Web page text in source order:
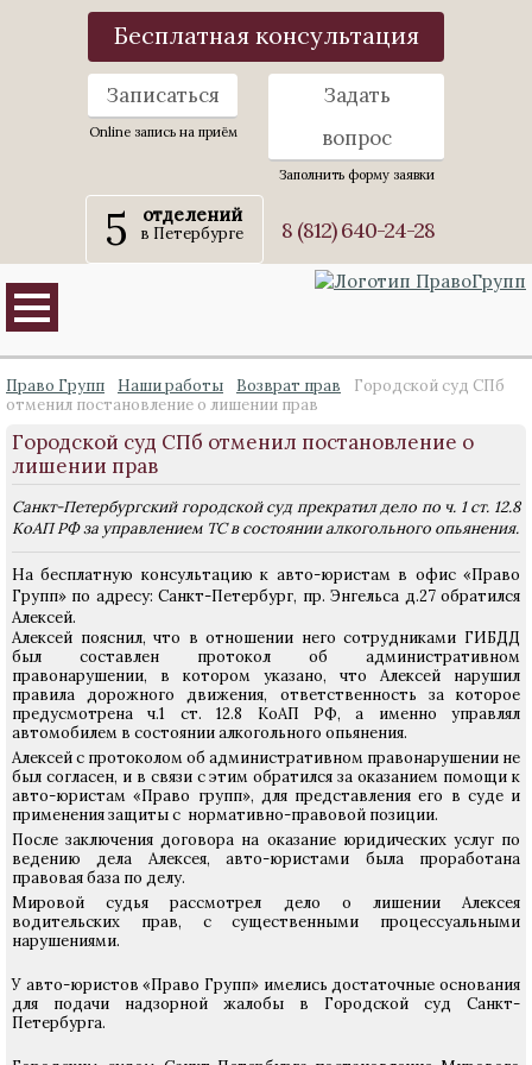
Бесплатная консультация
Записаться
Online запись на приём
Задать
вопрос
Заполнить форму заявки
5 отделений
в Петербурге 8 (812) 640-24-28
Право Групп Наши работы Возврат прав
Городской суд СПб
отменил постановление о лишении прав
Городской суд СПб отменил постановление о
лишении прав
Санкт-Петербургский городской суд прекратил дело по ч. 1 ст. 12.8
КоАП РФ за управлением ТС в состоянии алкогольного опьянения.
На бесплатную консультацию к авто-юристам в офис «Право
Групп» по адресу: Санкт-Петербург, пр. Энгельса д.27 обратился
Алексей.
Алексей пояснил, что в отношении него сотрудниками ГИБДД
был составлен протокол об административном
правонарушении, в котором указано, что Алексей нарушил
правила дорожного движения, ответственность за которое
предусмотрена ч.1 ст. 12.8 КоАП РФ, а именно управлял
автомобилем в состоянии алкогольного опьянения.
Алексей с протоколом об административном правонарушении не
был согласен, и в связи с этим обратился за оказанием помощи к
авто-юристам «Право групп», для представления его в суде и
применения защиты с нормативно-правовой позиции.
После заключения договора на оказание юридических услуг по
ведению дела Алексея, авто-юристами была проработана
правовая база по делу.
Мировой судья рассмотрел дело о лишении Алексея
водительских прав, с существенными процессуальными
нарушениями.
У авто-юристов «Право Групп» имелись достаточные основания
для подачи надзорной жалобы в Городской суд Санкт-
Петербурга.